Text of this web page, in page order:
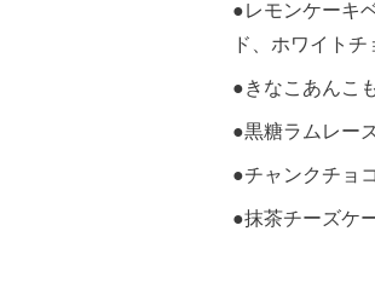
●レモンケーキ
ド、ホワイト
●きなこあんこ
●黒糖ラムレー
●チャンクチョ
●抹茶チーズケ